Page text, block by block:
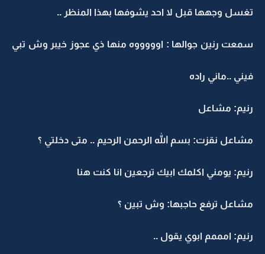
تغسل وجهها قبل لا احد يشوفها بهذا المنظر ..
سمعت رنين جوالها : اوووووه منها ذي عجوز خيبر وش تبي
فيني ..ماني راده
رنيم: مشاعل
مشاعل نقزت: بسم الله الرحمن الرحيم .. متى دخلتي ؟
رنيم: يومني اكلمك ابيك ترجعين انا كنت هنا
مشاعل ترفع حاجبها: وش تبين ؟
رنيم: امممم ابوي يقول ..